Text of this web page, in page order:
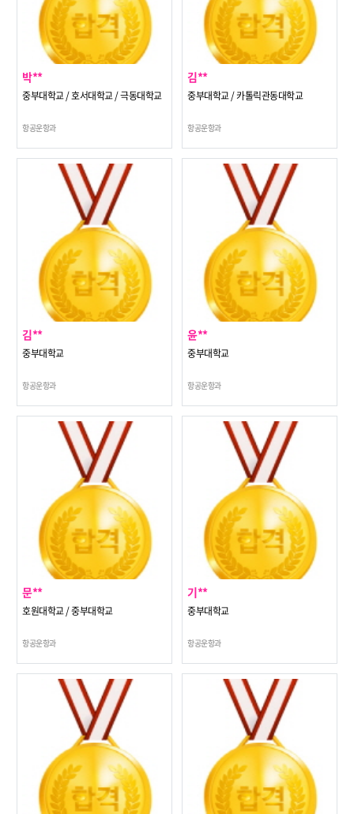
박**
중부대학교 / 호서대학교 / 극동대학교
항공운항과
김**
중부대학교 / 카톨릭관동대학교
항공운항과
김**
중부대학교
항공운항과
윤**
중부대학교
항공운항과
문**
호원대학교 / 중부대학교
항공운항과
기**
중부대학교
항공운항과